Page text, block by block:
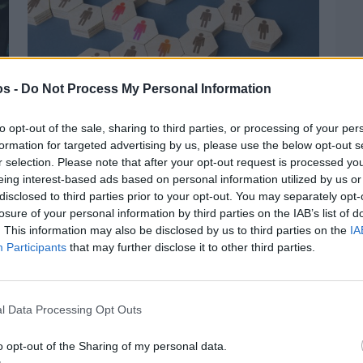
- Do Not Process My Personal Information
opt-out of the sale, sharing to third parties, or processing of your
for targeted advertising by us, please use the below opt-out
selection. Please note that after your opt-out request is processed
interest-based ads based on personal information utilized by us
to third parties prior to your opt-out. You may separately
of your personal information by third parties on the IAB’s list of
This information may also be disclosed by us to third parties on the
Participants that may further disclose it to other third parties.
Data Processing Opt Outs
opt-out of the Sharing of my personal data.
Πριν 4 ημέρες
Αδειάζουν τα νησιά – Το δημογραφικό στο
«κόκκινο»